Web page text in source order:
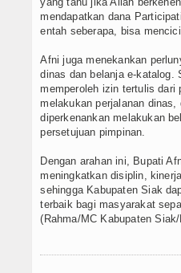
mendapatkan dana
entah seberapa, bisa
Afni juga menekankan
dinas dan belanja e-katalog.
memperoleh izin tertulis dari
melakukan perjalanan
diperkenankan melakukan
persetujuan pimpinan.
Dengan arahan ini, Bupati
meningkatkan disiplin,
sehingga Kabupaten Siak
terbaik bagi masyarakat
(Rahma/MC Kabupaten